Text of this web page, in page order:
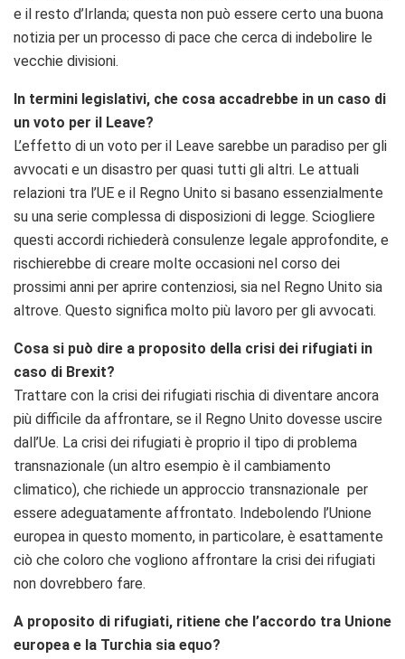
e il resto d’Irlanda; questa non può essere certo una buona
notizia per un processo di pace che cerca di indebolire le
vecchie divisioni.
In termini legislativi, che cosa accadrebbe in un caso di
un voto per il Leave?
L’effetto di un voto per il Leave sarebbe un paradiso per gli
avvocati e un disastro per quasi tutti gli altri. Le attuali
relazioni tra l’UE e il Regno Unito si basano essenzialmente
su una serie complessa di disposizioni di legge. Sciogliere
questi accordi richiederà consulenze legale approfondite, e
rischierebbe di creare molte occasioni nel corso dei
prossimi anni per aprire contenziosi, sia nel Regno Unito sia
altrove. Questo significa molto più lavoro per gli avvocati.
Cosa si può dire a proposito della crisi dei rifugiati in
caso di Brexit?
Trattare con la crisi dei rifugiati rischia di diventare ancora
più difficile da affrontare, se il Regno Unito dovesse uscire
dall’Ue. La crisi dei rifugiati è proprio il tipo di problema
transnazionale (un altro esempio è il cambiamento
climatico), che richiede un approccio transnazionale per
essere adeguatamente affrontato. Indebolendo l’Unione
europea in questo momento, in particolare, è esattamente
ciò che coloro che vogliono affrontare la crisi dei rifugiati
non dovrebbero fare.
A proposito di rifugiati, ritiene che l’accordo tra Unione
europea e la Turchia sia equo?